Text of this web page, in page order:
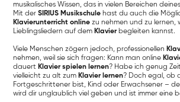
musikalisches Wissen, das in vielen Bereichen
Mit derSIRIUS Musikschule hast du auch die
Klavierunterricht online zu nehmen und zu lernen,
Lieblingsliedern auf dem Klavier begleiten kannst.
Viele Menschen zögern jedoch, professionellen
nehmen, weil sie sich fragen: Kann man online
dauert Klavier spielen lernen? Habe ich genug
vielleicht zu alt zum Klavier lernen? Doch egal, ob
Fortgeschrittener bist, Kind oder Erwachsener –
wird dir unglaublich viel geben und ist immer eine